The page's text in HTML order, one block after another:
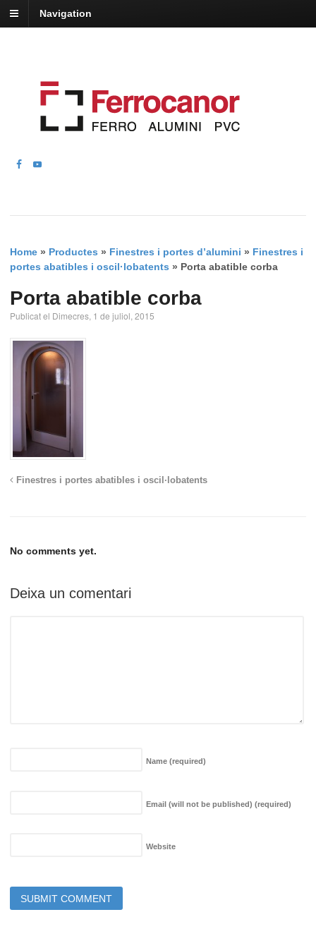
Navigation
Home » Productes » Finestres i portes d’alumini » Finestres i
portes abatibles i oscil·lobatents » Porta abatible corba
Porta abatible corba
Publicat el Dimecres, 1 de juliol, 2015
Finestres i portes abatibles i oscil·lobatents
No comments yet.
Deixa un comentari
Name (required)
Email (will not be published) (required)
Website